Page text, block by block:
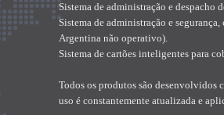
Sistema de administração e despacho
Sistema de administração e
Argentina não operativo).
Sistema de cartões inteligentes para
Todos os produtos são desenvolvidos
uso é constantemente atualizada e